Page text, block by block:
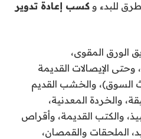
للبدء و كسب إعادة تدوير
الورق المقوى،
وحتى الإيصالات القديمة
السوق)، والخشب القديم
والخردة المعدنية،
والكتب القديمة، وأقراص
الملحقات والقمصان،